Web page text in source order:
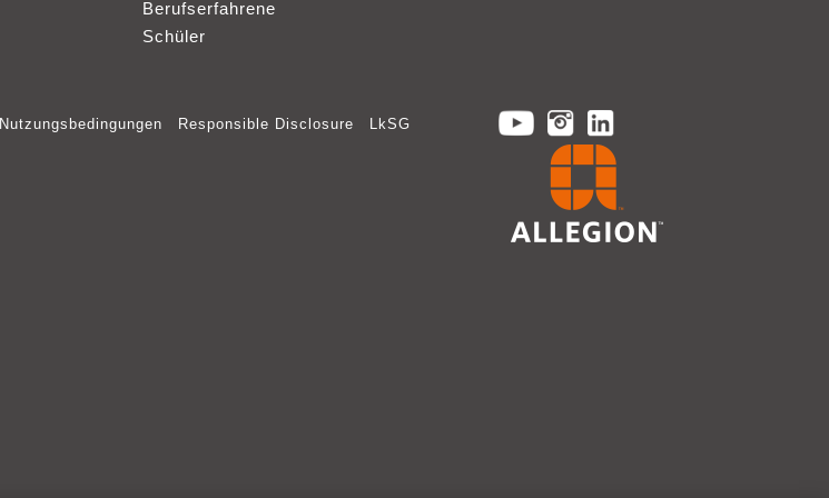
Berufserfahrene
Schüler
Nutzungsbedingungen Responsible Disclosure LkSG